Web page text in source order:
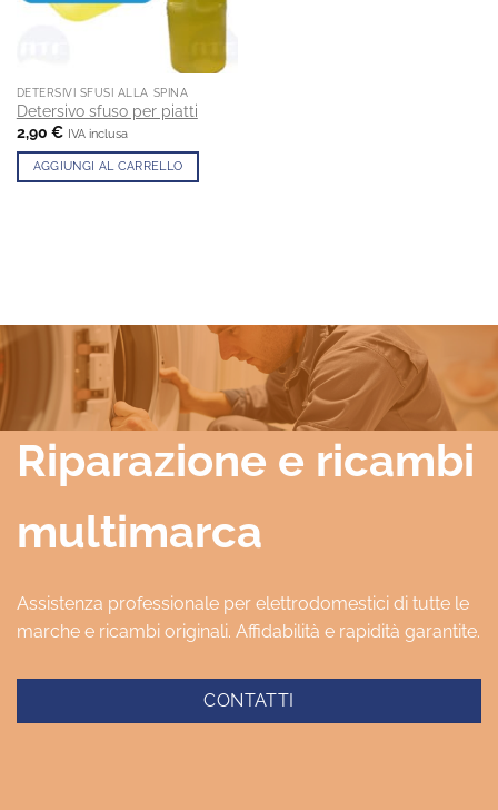
DETERSIVI SFUSI ALLA SPINA
Detersivo sfuso per piatti
2,90 € IVA inclusa
AGGIUNGI AL CARRELLO
Riparazione e ricambi
multimarca
Assistenza professionale per elettrodomestici di tutte le
marche e ricambi originali. Affidabilità e rapidità garantite.
CONTATTI